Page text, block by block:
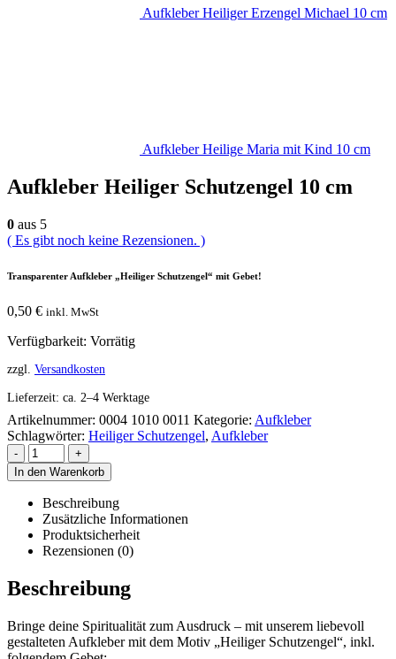
Aufkleber Heiliger Erzengel Michael 10 cm
Aufkleber Heilige Maria mit Kind 10 cm
Aufkleber Heiliger Schutzengel 10 cm
0 aus 5
( Es gibt noch keine Rezensionen. )
Transparenter Aufkleber „Heiliger Schutzengel“ mit Gebet!
0,50 € inkl. MwSt
Verfügbarkeit: Vorrätig
zzgl. Versandkosten
Lieferzeit: ca. 2–4 Werktage
Artikelnummer: 0004 1010 0011 Kategorie: Aufkleber
Schlagwörter: Heiliger Schutzengel, Aufkleber
-
+
In den Warenkorb
Beschreibung
Zusätzliche Informationen
Produktsicherheit
Rezensionen (0)
Beschreibung
Bringe deine Spiritualität zum Ausdruck – mit unserem liebevoll
gestalteten Aufkleber mit dem Motiv „Heiliger Schutzengel“, inkl.